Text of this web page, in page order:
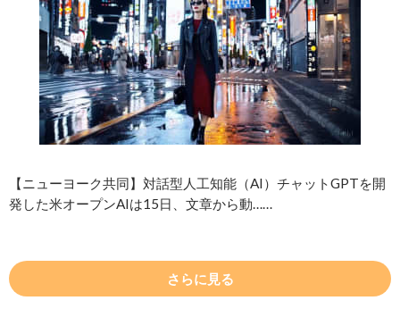
【ニューヨーク共同】対話型人工知能（AI）チャットGPTを開
発した米オープンAIは15日、文章から動……
さらに見る